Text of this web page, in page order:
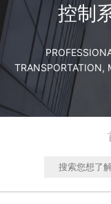
控制
TRANSPORTATION,